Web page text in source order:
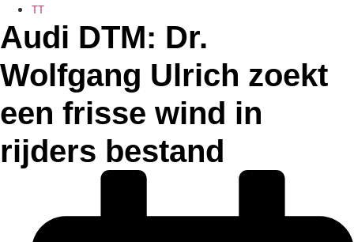
TT
Audi DTM: Dr.
Wolfgang Ulrich zoekt
een frisse wind in
rijders bestand